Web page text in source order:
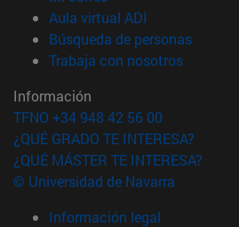
Aula virtual ADI
Búsqueda de personas(abre
Trabaja con nosotros(abre en
Información
TFNO +34 948 42 56 00
¿QUÉ GRADO TE INTERESA?
¿QUÉ MÁSTER TE INTERESA?
© Universidad de Navarra
Información legal